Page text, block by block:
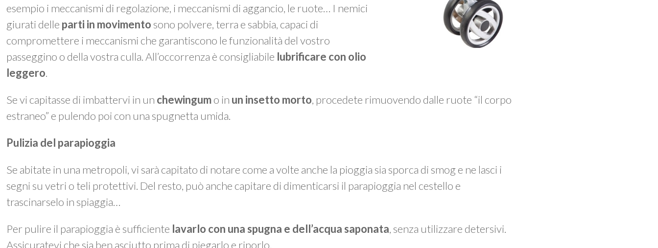
esempio i meccanismi di regolazione, i meccanismi di aggancio, le ruote… I nemici
giurati delle parti in movimento sono polvere, terra e sabbia, capaci di
compromettere i meccanismi che garantiscono le funzionalità del vostro
passeggino o della vostra culla. All’occorrenza è consigliabile lubrificare con olio
leggero.
Se vi capitasse di imbattervi in un chewingumo in un insetto morto, procedete rimuovendo dalle ruote “il corpo
estraneo” e pulendo poi con una spugnetta umida.
Pulizia del parapioggia
Se abitate in una metropoli, vi sarà capitato di notare come a volte anche la pioggia sia sporca di smog e ne lasci i
segni su vetri o teli protettivi. Del resto, può anche capitare di dimenticarsi il parapioggia nel cestello e
trascinarselo in spiaggia…
Per pulire il parapioggia è sufficiente lavarlo con una spugna e dell’acqua saponata, senza utilizzare detersivi.
Assicuratevi che sia ben asciutto prima di piegarlo e riporlo.